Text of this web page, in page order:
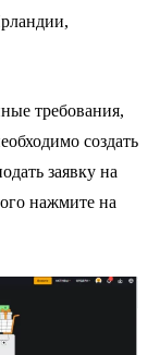
требования,
создать
заявку на
нажмите на